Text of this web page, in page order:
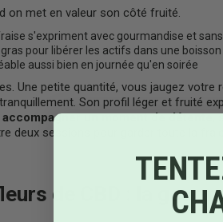
on met en valeur son côté fruité.
s'expriment avec gourmandise et
pour libérer les actifs dans une
aussi bien en journée qu'en soirée
Une petite quantité, vous jaugez votre
Son profil léger et fruité
accompagner un moment de détente,
deux sessions pour garder toute la
de CBD : la